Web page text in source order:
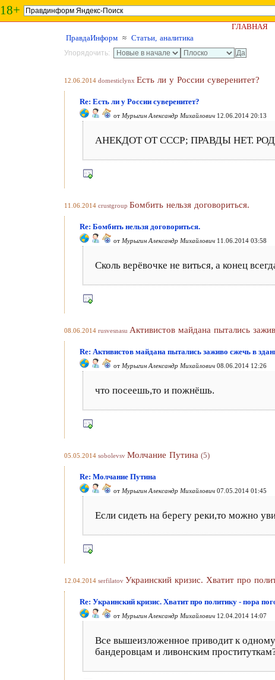
18+
ГЛАВНАЯ
ПравдаИнформ ≈ Статьи, аналитика
Упорядочить:
12.06.2014 domesticlynx Есть ли у России суверенитет?
Re: Есть ли у России суверенитет?
от Мурыгин Александр Михайлович 12.06.2014 20:13
АНЕКДОТ ОТ СССР; ПРАВДЫ НЕТ.
11.06.2014 crustgroup Бомбить нельзя договориться.
Re: Бомбить нельзя договориться.
от Мурыгин Александр Михайлович 11.06.2014 03:58
Сколь верёвочке не виться, а конец
08.06.2014 rusvesnasu Активистов майдана пытались
Re: Активистов майдана пытались заживо сжечь в
от Мурыгин Александр Михайлович 08.06.2014 12:26
что посеешь,то и пожнёшь.
05.05.2014 sobolevsv Молчание Путина (5)
Re: Молчание Путина
от Мурыгин Александр Михайлович 07.05.2014 01:45
Если сидеть на берегу реки,то можно
12.04.2014 serfilatov Украинский кризис. Хватит про
Re: Украинский кризис. Хватит про политику - пора
от Мурыгин Александр Михайлович 12.04.2014 14:07
Все вышеизложенное приводит к
бандеровцам и ливонским